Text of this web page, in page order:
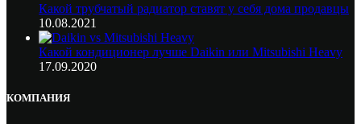
Какой трубчатый радиатор ставят у себя дома продавцы
10.08.2021
Какой кондиционер лучше Daikin или Mitsubishi Heavy
17.09.2020
КОМПАНИЯ